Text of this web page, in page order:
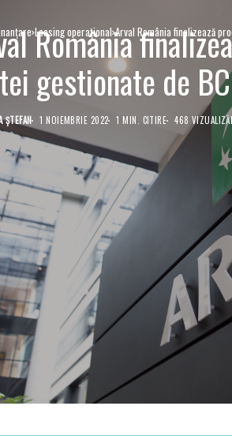
Leasing operaţional Arval România finalizează
România
gestionate de
ȘTEFAN 1 NOIEMBRIE 2022 1 MIN. CITIRE 468